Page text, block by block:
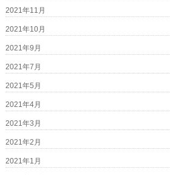
2021年11月
2021年10月
2021年9月
2021年7月
2021年5月
2021年4月
2021年3月
2021年2月
2021年1月